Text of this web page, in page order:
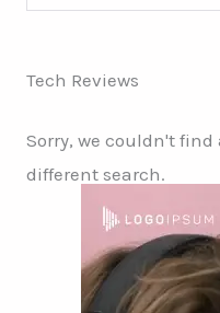
Tech Reviews
Sorry, we couldn't find
different search.